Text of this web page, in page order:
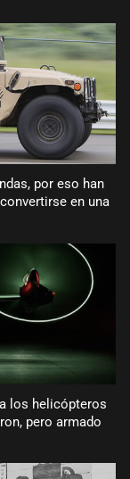
por eso han
en una
los helicópteros
pero armado